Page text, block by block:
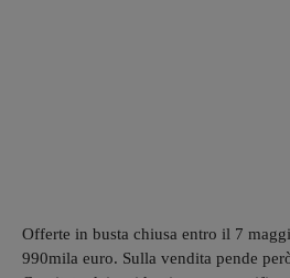
Offerte in busta chiusa entro il 7
990mila euro. Sulla vendita pende